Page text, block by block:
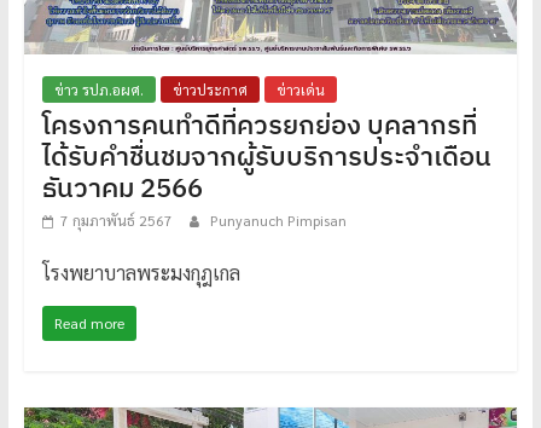
ข่าว รปภ.อผศ. ข่าวประกาศ ข่าวเด่น
โครงการคนทำดีที่ควรยกย่อง บุคลากรที่
ได้รับคำชื่นชมจากผู้รับบริการประจำเดือน
ธันวาคม 2566
7 กุมภาพันธ์ 2567 Punyanuch Pimpisan
โรงพยาบาลพระมงกุฎเกล
Read more